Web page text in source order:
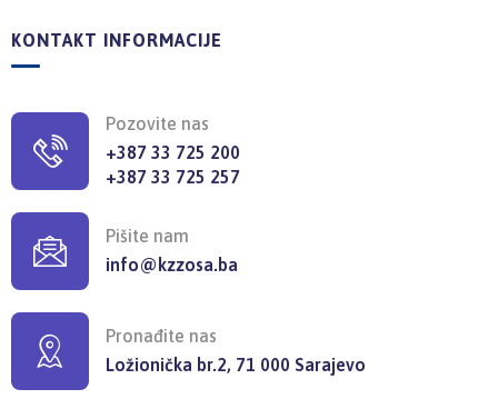
KONTAKT INFORMACIJE
Pozovite nas
+387 33 725 200
+387 33 725 257
Pišite nam
info@kzzosa.ba
Pronađite nas
Ložionička br.2, 71 000 Sarajevo